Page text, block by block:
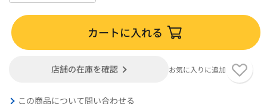
カートに入れる
店舗の在庫を確認 お気に入りに追加
この商品について問い合わせる